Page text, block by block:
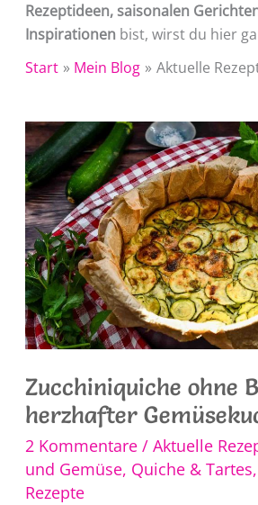
Rezeptideen, saisonalen
Inspirationen bist, wirst du hier
Start
Mein Blog Aktuelle
Zucchiniquiche ohne
herzhafter
2 Kommentare / Aktuelle
und Gemüse, Quiche & Tartes,
Rezepte